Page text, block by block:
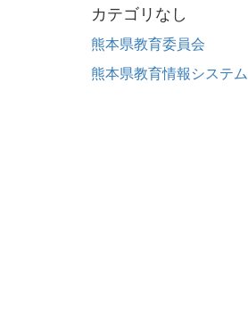
カテゴリなし
熊本県教育委員会
熊本県教育情報システム